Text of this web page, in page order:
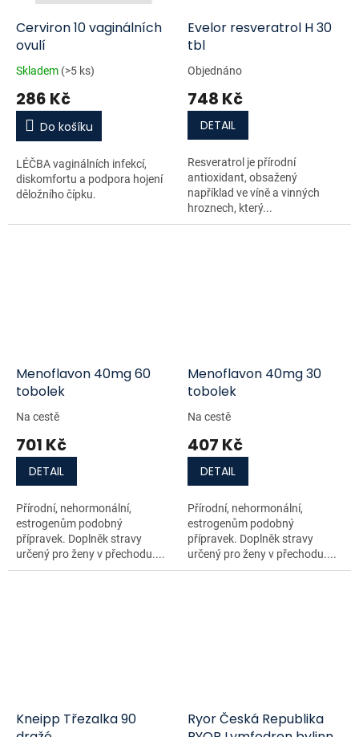
Cerviron 10 vaginálních
ovulí
Skladem (>5 ks)
286 Kč
Do košíku
LÉČBA vaginálních infekcí,
diskomfortu a podpora hojení
děložního čípku.
Evelor resveratrol H 30
tbl
Objednáno
748 Kč
DETAIL
Resveratrol je přírodní
antioxidant, obsažený
například ve víně a vinných
hroznech, který...
Menoflavon 40mg 60
tobolek
Na cestě
701 Kč
DETAIL
Přírodní, nehormonální,
estrogenům podobný
přípravek. Doplněk stravy
určený pro ženy v přechodu....
Menoflavon 40mg 30
tobolek
Na cestě
407 Kč
DETAIL
Přírodní, nehormonální,
estrogenům podobný
přípravek. Doplněk stravy
určený pro ženy v přechodu....
Kneipp Třezalka 90
Ryor Česká Republika